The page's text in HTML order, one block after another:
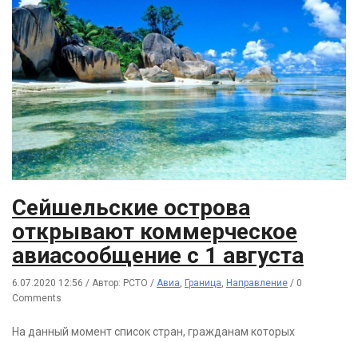
Сейшельские острова
открывают коммерческое
авиасообщение с 1 августа
6.07.2020 12:56 / Автор: РСТО / Авиа, Граница, Направление / 0
Comments
На данный момент список стран, гражданам которых